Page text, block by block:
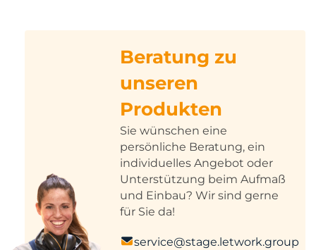
Beratung zu
unseren
Produkten
Sie wünschen eine
persönliche Beratung, ein
individuelles Angebot oder
Unterstützung beim Aufmaß
und Einbau? Wir sind gerne
für Sie da!
service@stage.letwork.group